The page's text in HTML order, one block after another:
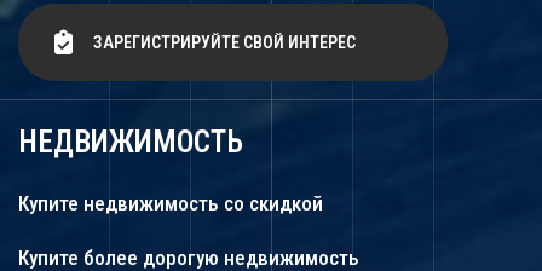
ЗАРЕГИСТРИРУЙТЕ СВОЙ ИНТЕРЕС
НЕДВИЖИМОСТЬ
Купите недвижимость со скидкой
Купите более дорогую недвижимость